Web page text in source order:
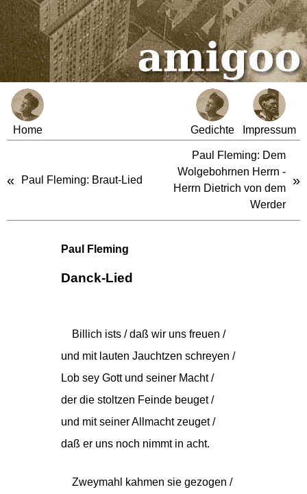
Home Gedichte Impressum
« Paul Fleming: Braut-Lied
Paul Fleming: Dem
Wolgebohrnen Herrn -
Herrn Dietrich von dem
Werder
»
Paul Fleming
Danck-Lied
Billich ists / daß wir uns freuen /
und mit lauten Jauchtzen schreyen /
Lob sey Gott und seiner Macht /
der die stoltzen Feinde beuget /
und mit seiner Allmacht zeuget /
daß er uns noch nimmt in acht.
Zweymahl kahmen sie gezogen /